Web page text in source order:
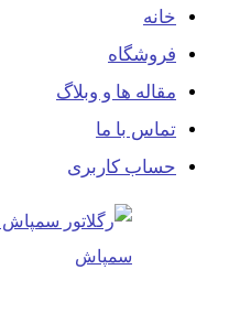
خانه
فروشگاه
مقاله ها و وبلاگ
تماس با ما
حساب کاربری